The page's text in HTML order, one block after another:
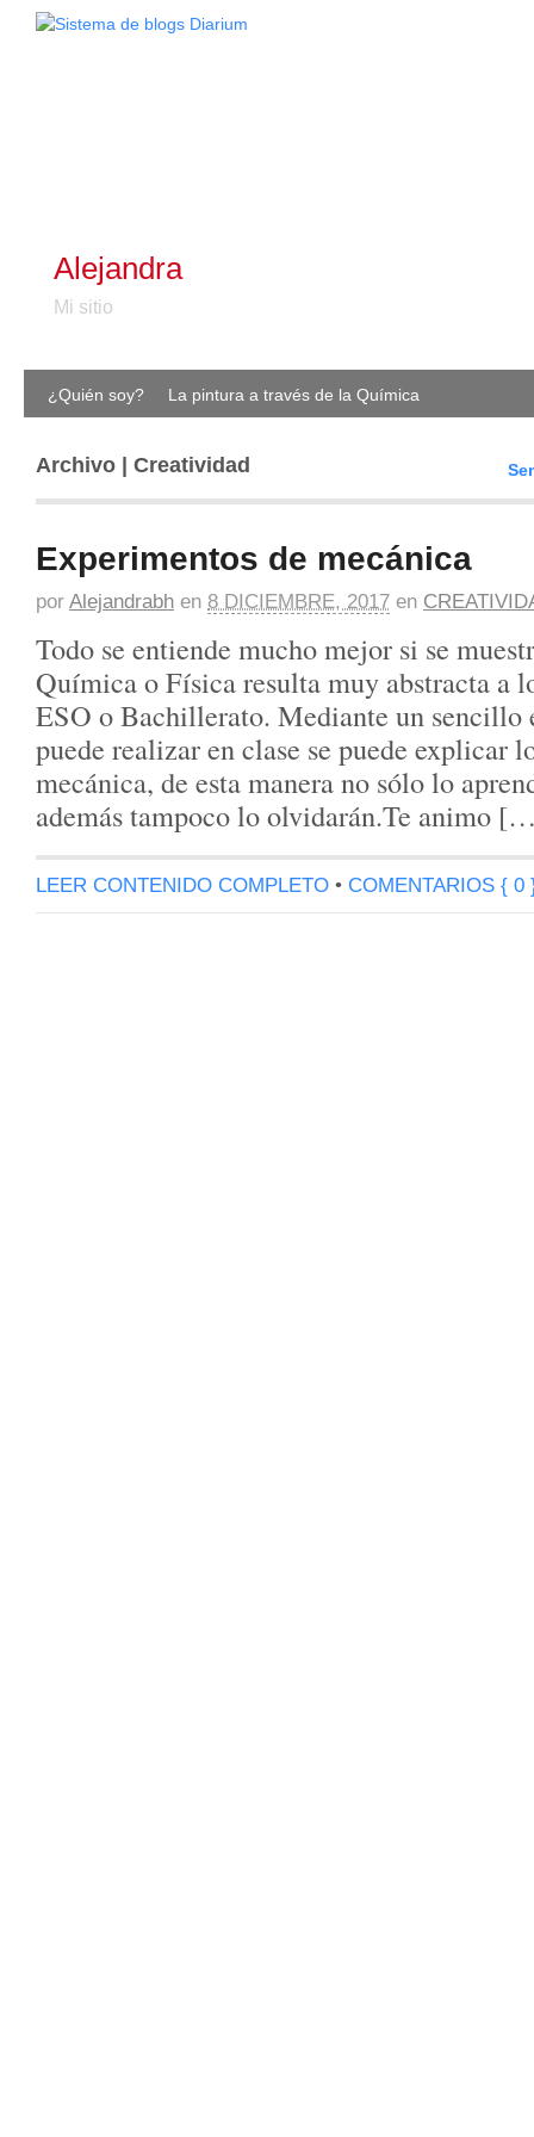
Alejandra
Mi sitio
¿Quién soy? La pintura a través de la Química
Archivo | Creatividad
Experimentos de mecánica
por Alejandrabh en 8 DICIEMBRE, 2017 en
Todo se entiende mucho mejor si se
Química o Física resulta muy abstracta a
ESO o Bachillerato. Mediante un sencillo
puede realizar en clase se puede explicar
mecánica, de esta manera no sólo lo
además tampoco lo olvidarán.Te animo
LEER CONTENIDO COMPLETO • COMENTARIOS { 0